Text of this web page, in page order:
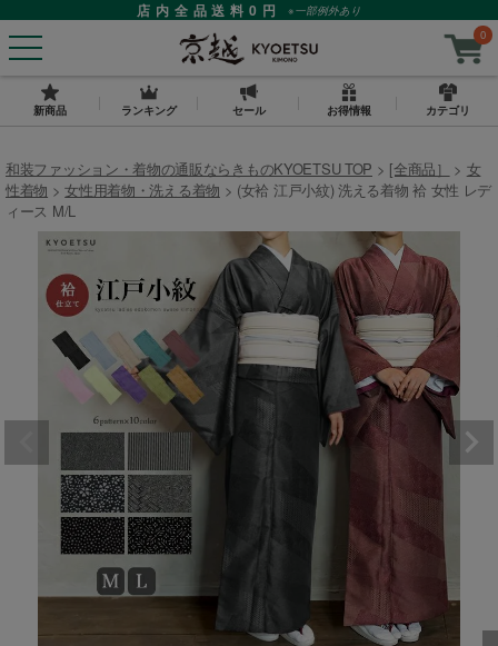
店内全品送料0円
※一部例外あり
0
新商品 ランキング セール お得情報 カテゴリ
和装ファッション・着物の通販ならきものKYOETSU TOP [全商品］
女
性着物
女性用着物・洗える着物
(女袷 江戸小紋) 洗える着物 袷 女性 レデ
ィース M/L